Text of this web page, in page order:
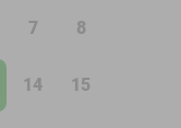
7 8
14 15